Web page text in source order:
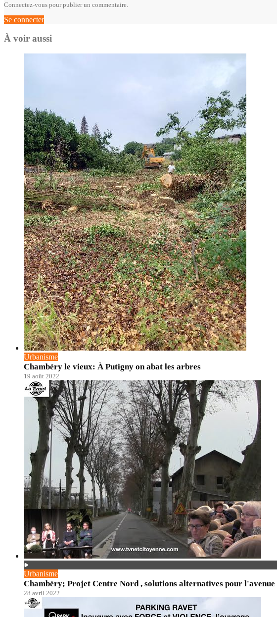
Connectez-vous pour publier un commentaire.
Se connecter
À voir aussi
Urbanisme
Chambéry le vieux: À Putigny on abat les arbres
19 août 2022
Urbanisme
Chambéry; Projet Centre Nord , solutions alternatives pour l'avenue
28 avril 2022